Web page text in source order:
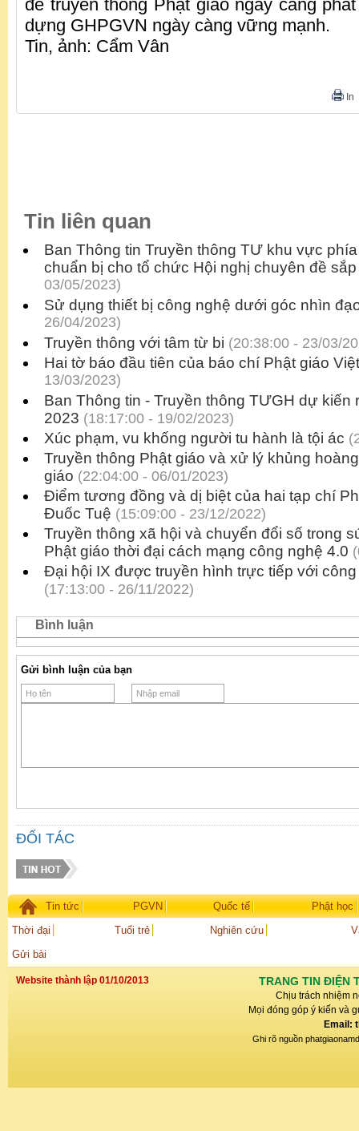
để truyền thông Phật giáo ngày càng
dựng GHPGVN ngày càng vững mạnh.
Tin, ảnh: Cẩm Vân
In
Tin liên quan
Ban Thông tin Truyền thông TƯ khu vực
chuẩn bị cho tổ chức Hội nghị chuyên đề
03/05/2023)
Sử dụng thiết bị công nghệ dưới góc nhìn
26/04/2023)
Truyền thông với tâm từ bi (20:38:00 - 23/03/
Hai tờ báo đầu tiên của báo chí Phật giáo
13/03/2023)
Ban Thông tin - Truyền thông TƯGH dự kiến
2023 (18:17:00 - 19/02/2023)
Xúc phạm, vu khống người tu hành là tội ác
Truyền thông Phật giáo và xử lý khủng
giáo (22:04:00 - 06/01/2023)
Điểm tương đồng và dị biệt của hai tạp chí
Đuốc Tuệ (15:09:00 - 23/12/2022)
Truyền thông xã hội và chuyển đổi số trong
Phật giáo thời đại cách mạng công nghệ 4.0
Đại hội IX được truyền hình trực tiếp với
(17:13:00 - 26/11/2022)
Bình luận
Gửi bình luận của bạn
ĐỐI TÁC
Tin tức PGVN Quốc tế
Phật học
Thời đại
Tuổi trẻ Nghiên cứu
Gửi bài
Website thành lập 01/10/2013 TRANG TIN ĐIỆN
Chịu trách nhiệm
Mọi đóng góp ý kiến và
Email:
Ghi rõ nguồn